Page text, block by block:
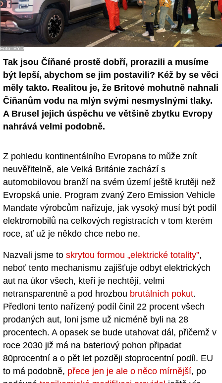
Foto: BYD
Tak jsou Číňané prostě dobří, prorazili a musíme
být lepší, abychom se jim postavili? Kéž by se věci
měly takto. Realitou je, že Britové mohutně nahnali
Číňanům vodu na mlýn svými nesmyslnými tlaky.
A Brusel jejich úspěchu ve většině zbytku Evropy
nahrává velmi podobně.
Z pohledu kontinentálního Evropana to může znít
neuvěřitelně, ale Velká Británie zachází s
automobilovou branží na svém území ještě krutěji než
Evropská unie. Program zvaný Zero Emission Vehicle
Mandate výrobcům nařizuje, jak vysoký musí být podíl
elektromobilů na celkových registracích v tom kterém
roce, ať už je někdo chce nebo ne.
Nazvali jsme to skrytou formou „elektrické totality”,
neboť tento mechanismu zajišťuje odbyt elektrických
aut na úkor všech, kteří je nechtějí, velmi
netransparentně a pod hrozbou brutálních pokut.
Předloni tento nařízený podíl činil 22 procent všech
prodaných aut, loni jsme už nicméně byli na 28
procentech. A opasek se bude utahovat dál, přičemž v
roce 2030 již má na bateriový pohon připadat
80procentní a o pět let později stoprocentní podíl. EU
to má podobně, přece jen je ale o něco mírnější, po